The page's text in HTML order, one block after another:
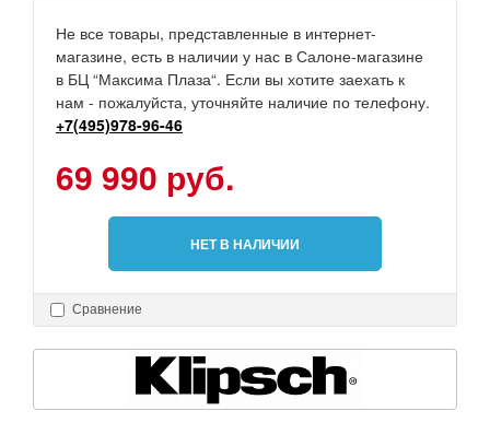
Не все товары, представленные в интернет-
магазине, есть в наличии у нас в Салоне-магазине
в БЦ “Максима Плаза“. Если вы хотите заехать к
нам - пожалуйста, уточняйте наличие по телефону.
+7(495)978-96-46
69 990 руб.
НЕТ В НАЛИЧИИ
Сравнение